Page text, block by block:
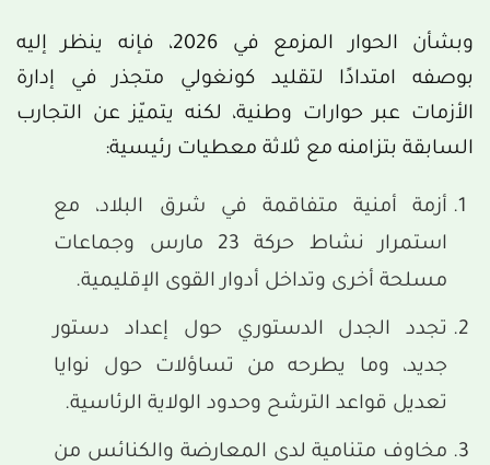
وبشأن الحوار المزمع في 2026، فإنه ينظر إليه
بوصفه امتدادًا لتقليد كونغولي متجذر في إدارة
الأزمات عبر حوارات وطنية، لكنه يتميّز عن التجارب
السابقة بتزامنه مع ثلاثة معطيات رئيسية:
أزمة أمنية متفاقمة في شرق البلاد، مع
استمرار نشاط حركة 23 مارس وجماعات
مسلحة أخرى وتداخل أدوار القوى الإقليمية.
تجدد الجدل الدستوري حول إعداد دستور
جديد، وما يطرحه من تساؤلات حول نوايا
تعديل قواعد الترشح وحدود الولاية الرئاسية.
مخاوف متنامية لدى المعارضة والكنائس من